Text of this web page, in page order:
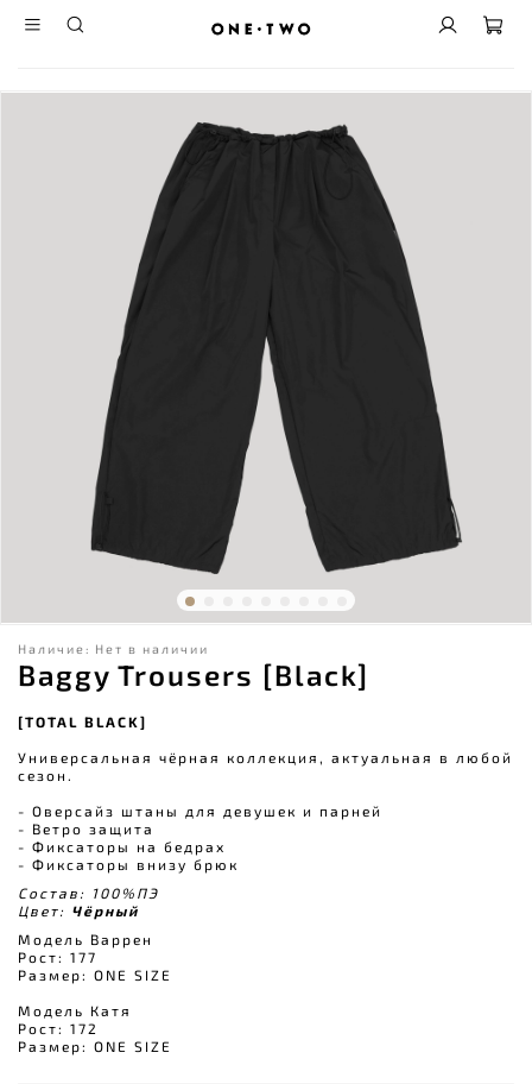
Наличие: Нет в наличии
Baggy Trousers [Black]
[TOTAL BLACK]
Универсальная чёрная коллекция, актуальная в любой
сезон.
- Оверсайз штаны для девушек и парней
- Ветро защита
- Фиксаторы на бедрах
- Фиксаторы внизу брюк
Состав: 100%ПЭ
Цвет: Чёрный
Модель Варрен
Рост: 177
Размер: ONE SIZE
Модель Катя
Рост: 172
Размер: ONE SIZE